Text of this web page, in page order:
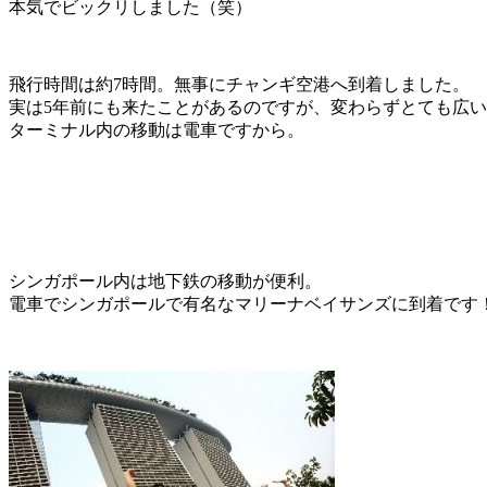
本気でビックリしました（笑）
飛行時間は約7時間。無事にチャンギ空港へ到着しました。
実は5年前にも来たことがあるのですが、変わらずとても広い
ターミナル内の移動は電車ですから。
シンガポール内は地下鉄の移動が便利。
電車でシンガポールで有名なマリーナベイサンズに到着です！